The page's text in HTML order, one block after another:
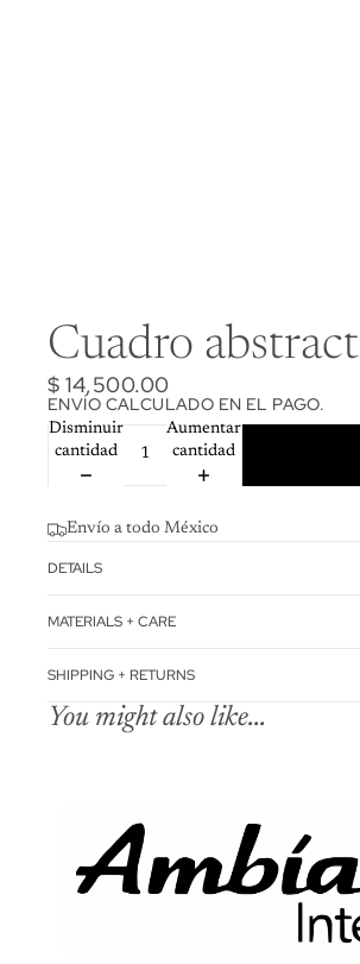
Cuadro
$ 14,500.00
ENVÍO CALCULADO EN EL PAGO.
Disminuir
cantidad
Aumentar
cantidad
Envío a todo México
DETAILS
MATERIALS + CARE
SHIPPING + RETURNS
You might also like...